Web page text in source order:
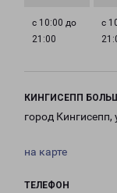
с 10:00 до
21:00
с
КИНГИСЕПП
город
на карте
ТЕЛЕФОН